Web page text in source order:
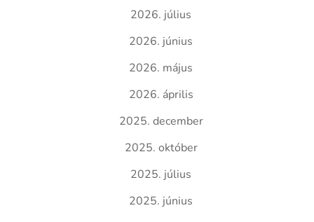
2026. július
2026. június
2026. május
2026. április
2025. december
2025. október
2025. július
2025. június